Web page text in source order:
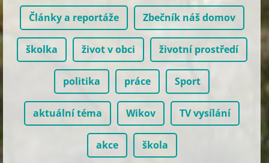
Články a reportáže Zbečník náš domov
školka život v obci životní prostředí
politika práce Sport
aktuální téma Wikov TV vysílání
akce škola